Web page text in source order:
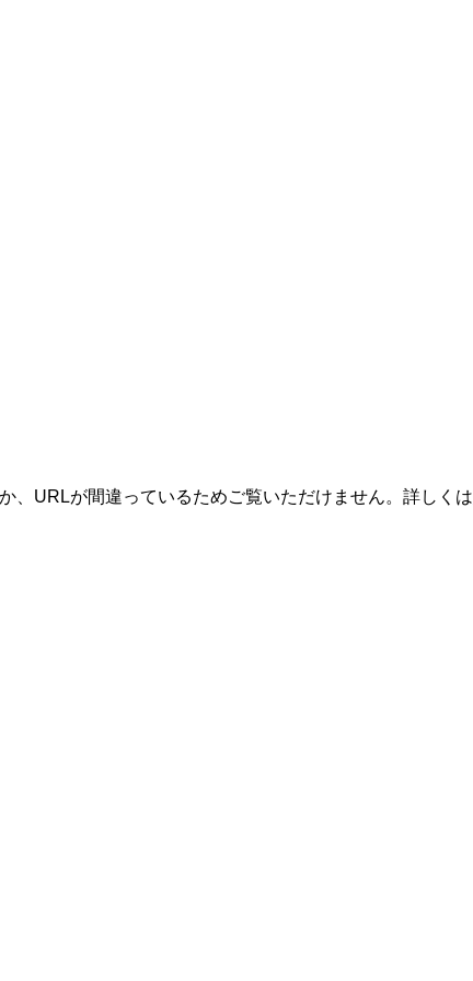
URLが間違っているためご覧いただけません。詳しくは